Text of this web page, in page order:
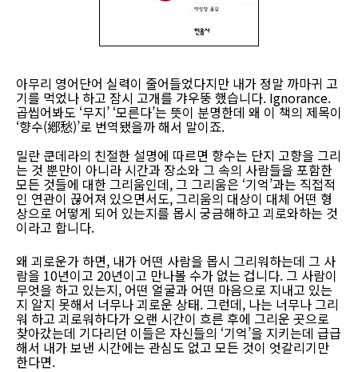
아무리 영어단어 실력이 줄어들었다지만 내가 정말 까마귀 고
기를 먹었나 하고 잠시 고개를 갸우뚱 했습니다. Ignorance.
곱씹어봐도 ‘무지’ ‘모른다’는 뜻이 분명한데 왜 이 책의 제목이
‘향수(鄕愁)’로 번역됐을까 해서 말이죠.
밀란 쿤데라의 친절한 설명에 따르면 향수는 단지 고향을 그리
는 것 뿐만이 아니라 시간과 장소와 그 속의 사람들을 포함한
모든 것들에 대한 그리움인데, 그 그리움은 ‘기억’과는 직접적
인 연관이 끊어져 있으면서도, 그리움의 대상이 대체 어떤 형
상으로 어떻게 되어 있는지를 몹시 궁금해하고 괴로와하는 것
이라고 합니다.
왜 괴로운가 하면, 내가 어떤 사람을 몹시 그리워하는데 그 사
람을 10년이고 20년이고 만나볼 수가 없는 겁니다. 그 사람이
무엇을 하고 있는지, 어떤 얼굴과 어떤 마음으로 지내고 있는
지 알지 못해서 너무나 괴로운 상태. 그런데, 나는 너무나 그리
워 하고 괴로워하다가 오랜 시간이 흐른 후에 그리운 곳으로
찾아갔는데 기다리던 이들은 자신들의 ‘기억’을 지키는데 급급
해서 내가 보낸 시간에는 관심도 없고 모든 것이 엇갈리기만
한다면.